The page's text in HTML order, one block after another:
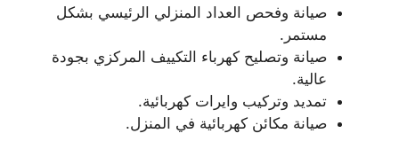
صيانة وفحص العداد المنزلي الرئيسي بشكل
مستمر.
صيانة وتصليح كهرباء التكييف المركزي بجودة
عالية.
تمديد وتركيب وايرات كهربائية.
صيانة مكائن كهربائية في المنزل.